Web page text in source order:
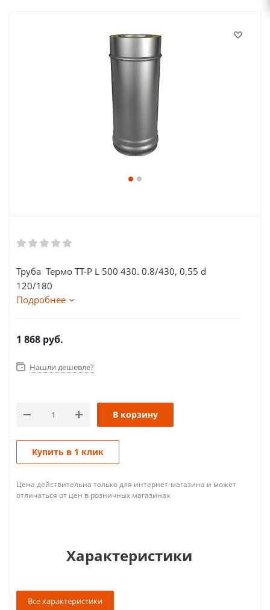
Труба Термо ТТ-Р L 500 430. 0.8/430, 0,55 d
120/180
Подробнее
1 868 руб.
Нашли дешевле?
В корзину
Купить в 1 клик
Цена действительна только для интернет-магазина и может
отличаться от цен в розничных магазинах
Характеристики
Все характеристики